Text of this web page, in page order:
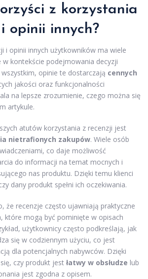
z korzystania
opinii innych?
i opinii innych użytkowników ma wiele
w kontekście podejmowania decyzji
opinie te dostarczają cennych
jakości oraz funkcjonalności
na lepsze zrozumienie, czego można się
artykule.
atutów korzystania z recenzji jest
nietrafionych zakupów. Wiele osób
co daje możliwość
do informacji na temat mocnych i
nas produktu. Dzięki temu klienci
dany produkt spełni ich oczekiwania.
że recenzje często ujawniają praktyczne
które mogą być pominięte w opisach
użytkownicy często podkreślają, jak
się w codziennym użyciu, co jest
dla potencjalnych nabywców. Dzięki
czy produkt jest łatwy w obsłudze lub
jest zgodna z opisem.